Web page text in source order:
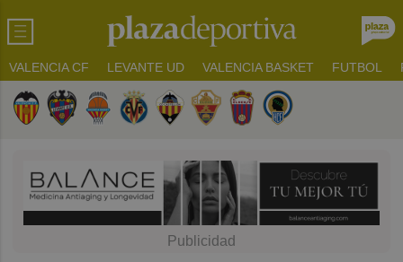
VALENCIA CF LEVANTE UD VALENCIA BASKET FUTBOL